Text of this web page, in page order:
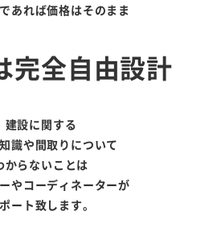
あれば価格はそのまま
完全自由設計
建設に関する
識や間取りについて
からないことは
やコーディネーターが
ート致します。